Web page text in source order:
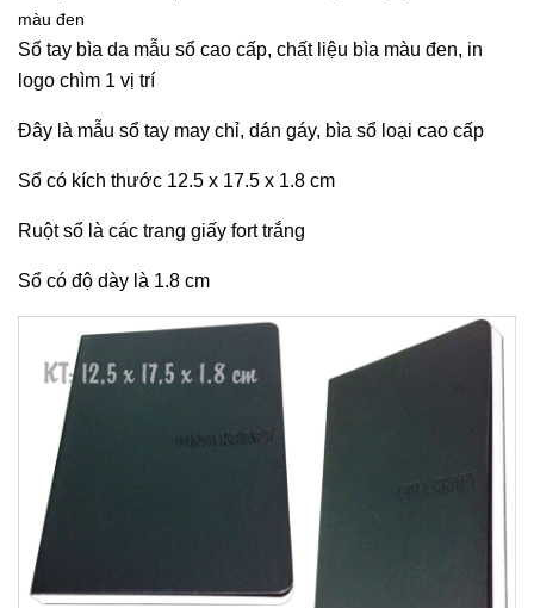
màu đen
Sổ tay bìa da mẫu sổ cao cấp, chất liệu bìa màu đen, in
logo chìm 1 vị trí
Đây là mẫu sổ tay may chỉ, dán gáy, bìa sổ loại cao cấp
Sổ có kích thước 12.5 x 17.5 x 1.8 cm
Ruột sổ là các trang giấy fort trắng
Sổ có độ dày là 1.8 cm